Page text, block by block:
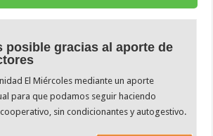
posible gracias al aporte de
El Miércoles mediante un aporte
para que podamos seguir haciendo
sin condicionantes y autogestivo.